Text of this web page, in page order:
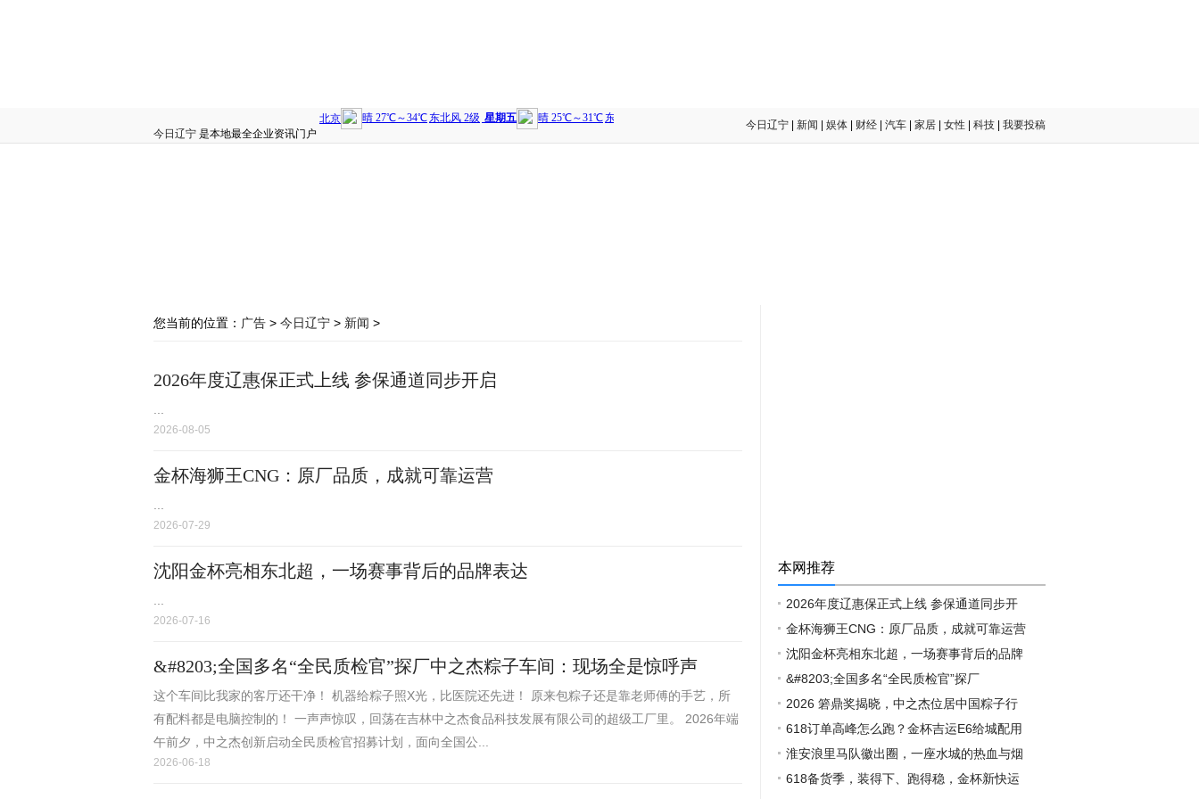
今日辽宁 是本地最全企业资讯门户
今日辽宁 新闻 娱体 财经 汽车 家居 女性 科技 我要投稿
您当前的位置： 广告 > 今日辽宁 > 新闻 >
2026年度辽惠保正式上线 参保通道同步开启
2026-08-05
金杯海狮王CNG：原厂品质，成就可靠运营
2026-07-29
沈阳金杯亮相东北超，一场赛事背后的品牌表达
2026-07-16
&#8203;全国多名“全民质检官”探厂中之杰粽子车间：现场全是惊呼声
这个车间比我家的客厅还干净！ 机器给粽子照X光，比医院还先进！ 原来包粽子还是靠老师傅的手艺，所
有配料都是电脑控制的！ 一声声惊叹，回荡在吉林中之杰食品科技发展有限公司的超级工厂里。 2026年端
午前夕，中之杰创新启动全民质检官招募计划，面向全国公...
2026-06-18
本网推荐
2026年度辽惠保正式上线 参保通道同步开
金杯海狮王CNG：原厂品质，成就可靠运营
沈阳金杯亮相东北超，一场赛事背后的品牌
&#8203;全国多名“全民质检官”探厂
2026 箬鼎奖揭晓，中之杰位居中国粽子行
618订单高峰怎么跑？金杯吉运E6给城配用
淮安浪里马队徽出圈，一座水城的热血与烟
618备货季，装得下、跑得稳，金杯新快运